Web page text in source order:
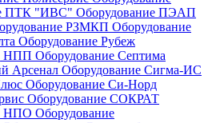
ПТК "ИВС" Оборудование ПЭАП
РЗМКП Оборудование
Оборудование Рубеж
НПП Оборудование Септима
Арсенал Оборудование Сигма-ИС
Оборудование Си-Норд
Оборудование СОКРАТ
НПО Оборудование